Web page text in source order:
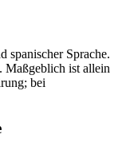
spanischer Sprache.
Maßgeblich ist allein
bei